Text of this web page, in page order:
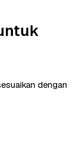
dengan